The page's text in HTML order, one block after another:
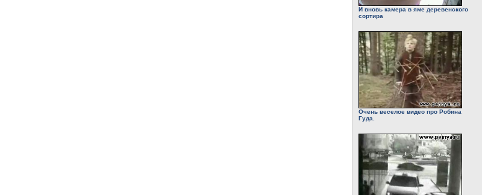
И вновь камера в яме деревенского
сортира
Очень веселое видео про Робина
Гуда.